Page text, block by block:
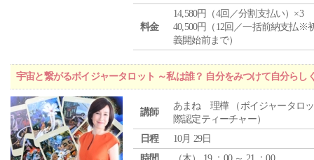
料金
14,580円（4回／分割支払い）×3
40,500円（12回／一括前納支払※
義開始前まで）
宇宙と繋がるボイジャータロット ～私は誰？ 自分をみつけて自分らし
講師
あまね 理樺 （ボイジャータロ
際認定ティーチャー）
日程
10月 29日